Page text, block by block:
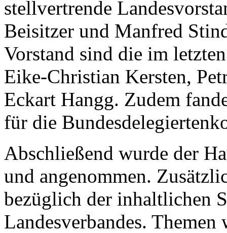
stellvertrende
Beisitzer und Manfred
Vorstand sind die im
Eike-Christian Kersten,
Eckart Hangg. Zudem
für die
Abschließend wurde der
und angenommen.
bezüglich der inhaltlichen
Landesverbandes.